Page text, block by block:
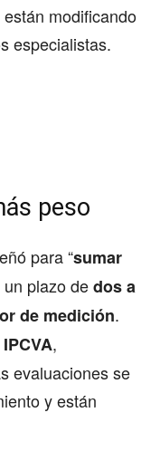
modificando
especialistas.
peso
para “sumar
plazo dedos a
de medición.
IPCVA,
evaluaciones se
y están